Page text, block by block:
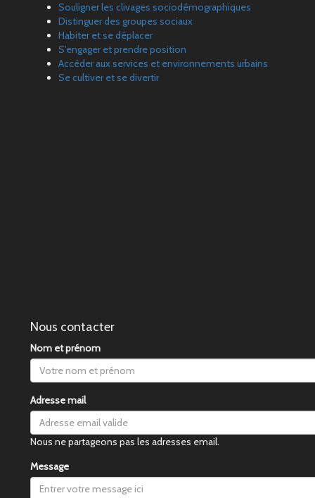
Souligner les clivages sociodémographiques
Distinguer des groupes sociaux
Habiter et se déplacer
S'engager et prendre position
Accéder aux services et environnements urbains
Se cultiver et se divertir
Nous contacter
Nom et prénom
Adresse mail
Nous ne partageons pas les adresses email.
Message